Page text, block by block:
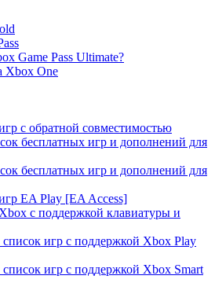
Game Pass Ultimate?
Xbox One
с обратной совместимостью
бесплатных игр и дополнений для
бесплатных игр и дополнений для
EA Play [EA Access]
c поддержкой клавиатуры и
игр с поддержкой Xbox Play
игр с поддержкой Xbox Smart